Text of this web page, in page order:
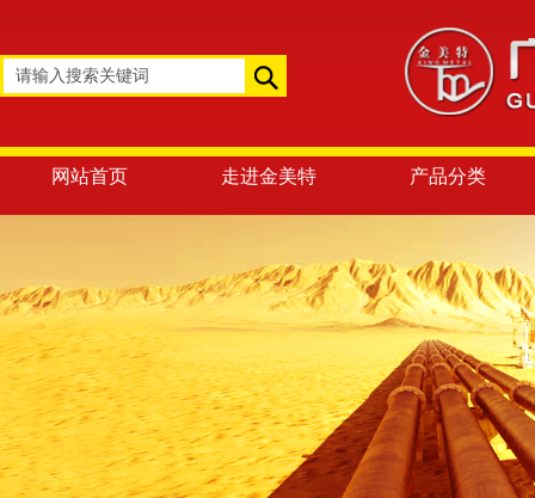
网站首页 走进金美特 产品分类